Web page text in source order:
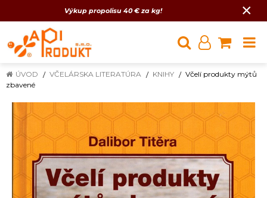
Výkup propolisu 40 € za kg! ×
ÚVOD VČELÁRSKA LITERATÚRA KNIHY
Včelí produkty mýtů
zbavené